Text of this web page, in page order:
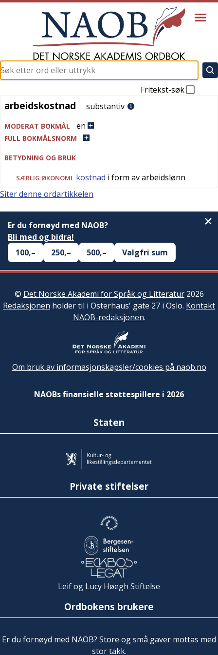
Fritekst-søk
arbeidskostnad
arbeidskostnad substantiv
MODERAT BOKMÅL en
FULL BOKMÅLSNORM
BETYDNING OG BRUK
SÆRLIG ØKONOMI kostnad i form av arbeidslønn
Siter denne ordartikkelen
Er du fornøyd med NAOB?
Bli med og bidra!
100,–
250,– 500,– Valgfri sum
© Det Norske Akademi for Språk og Litteratur2026
Redaksjonen holder til i Osterhaus' gate 27 i Oslo. Kontakt
NAOB-redaksjonen.
Om bruk av informasjonskapsler/cookies på naob.no
NAOBs finansielle støttespillere i 2026
Staten
Private stiftelser
Leif og Lucy Høegh Stiftelse
Ordbokens brukere
Er du fornøyd med NAOB? Store og små gaver mottas med
stor takk.